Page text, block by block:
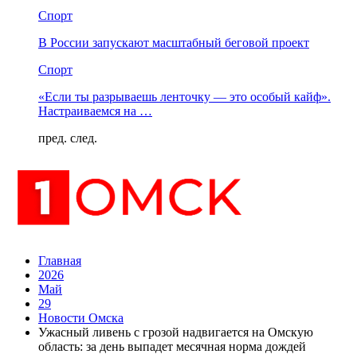
Спорт
В России запускают масштабный беговой проект
Спорт
«Если ты разрываешь ленточку — это особый кайф».
Настраиваемся на …
пред. след.
Главная
2026
Май
29
Новости Омска
Ужасный ливень с грозой надвигается на Омскую
область: за день выпадет месячная норма дождей